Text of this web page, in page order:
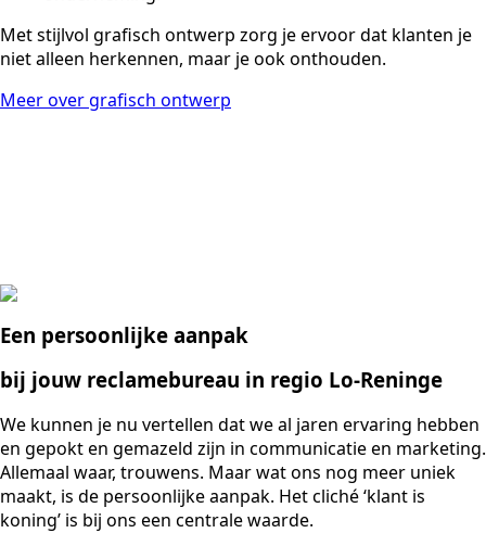
Met stijlvol grafisch ontwerp zorg je ervoor dat klanten je
niet alleen herkennen, maar je ook onthouden.
Meer over grafisch ontwerp
Een persoonlijke aanpak
bij jouw reclamebureau in regio Lo-Reninge
We kunnen je nu vertellen dat we al jaren ervaring hebben
en gepokt en gemazeld zijn in communicatie en marketing.
Allemaal waar, trouwens. Maar wat ons nog meer uniek
maakt, is de persoonlijke aanpak. Het cliché ‘klant is
koning’ is bij ons een centrale waarde.